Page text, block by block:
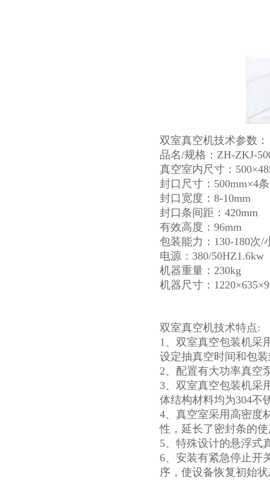
双室真空机技术参数：
品名/规格：ZH-ZKJ-
真空室内尺寸：
封口尺寸：500mm×4条
封口宽度：8-10mm
封口条间距：420mm
有效高度：96mm
包装能力：130-180次/
电源：380/50HZ1.6kw
机器重量：230kg
机器尺寸：
双室真空机技术特点:
1、双室真空包装机采
设定抽真空时间和包
2、配置有大功率真空
3、双室真空包装机采
体结构材料均为304不
4、真空室采用高密度
性，延长了密封条的
5、特殊设计的悬浮式
6、安装有紧急停止开
序，使设备恢复初始